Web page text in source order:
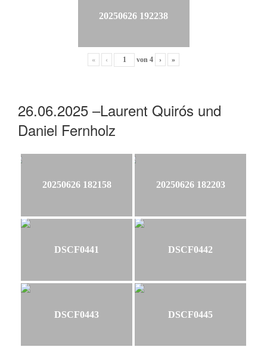
20250626 192238
« ‹ von 4 › »
26.06.2025 –Laurent Quirós und
Daniel Fernholz
20250626 182158 20250626 182203
DSCF0441 DSCF0442
DSCF0443 DSCF0445